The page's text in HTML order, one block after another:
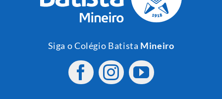
Siga o Colégio Batista Mineiro